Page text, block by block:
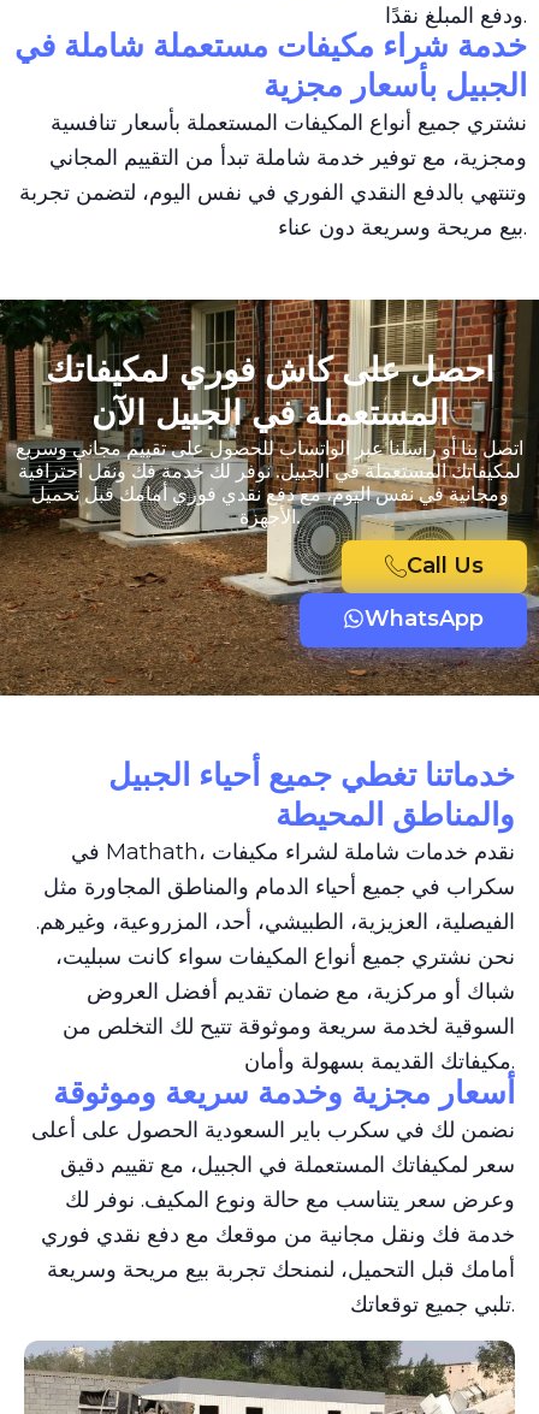
ودفع المبلغ نقدًا.
خدمة شراء مكيفات مستعملة شاملة في
الجبيل بأسعار مجزية
نشتري جميع أنواع المكيفات المستعملة بأسعار تنافسية
ومجزية، مع توفير خدمة شاملة تبدأ من التقييم المجاني
وتنتهي بالدفع النقدي الفوري في نفس اليوم، لتضمن تجربة
بيع مريحة وسريعة دون عناء.
احصل على كاش فوري لمكيفاتك
المستعملة في الجبيل الآن
اتصل بنا أو راسلنا عبر الواتساب للحصول على تقييم مجاني وسريع
لمكيفاتك المستعملة في الجبيل. نوفر لك خدمة فك ونقل احترافية
ومجانية في نفس اليوم، مع دفع نقدي فوري أمامك قبل تحميل
الأجهزة.
Call Us
WhatsApp
خدماتنا تغطي جميع أحياء الجبيل
والمناطق المحيطة
في Mathath، نقدم خدمات شاملة لشراء مكيفات
سكراب في جميع أحياء الدمام والمناطق المجاورة مثل
الفيصلية، العزيزية، الطبيشي، أحد، المزروعية، وغيرهم.
نحن نشتري جميع أنواع المكيفات سواء كانت سبليت،
شباك أو مركزية، مع ضمان تقديم أفضل العروض
السوقية لخدمة سريعة وموثوقة تتيح لك التخلص من
مكيفاتك القديمة بسهولة وأمان.
أسعار مجزية وخدمة سريعة وموثوقة
نضمن لك في سكرب باير السعودية الحصول على أعلى
سعر لمكيفاتك المستعملة في الجبيل، مع تقييم دقيق
وعرض سعر يتناسب مع حالة ونوع المكيف. نوفر لك
خدمة فك ونقل مجانية من موقعك مع دفع نقدي فوري
أمامك قبل التحميل، لنمنحك تجربة بيع مريحة وسريعة
تلبي جميع توقعاتك.